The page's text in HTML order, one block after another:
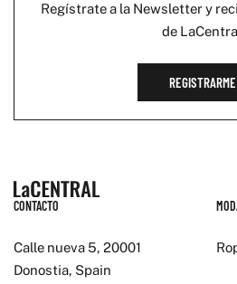
Regístrate a la Newsletter y
de
REGISTRARME
CONTACTO
Calle nueva 5, 20001
Donostia, Spain